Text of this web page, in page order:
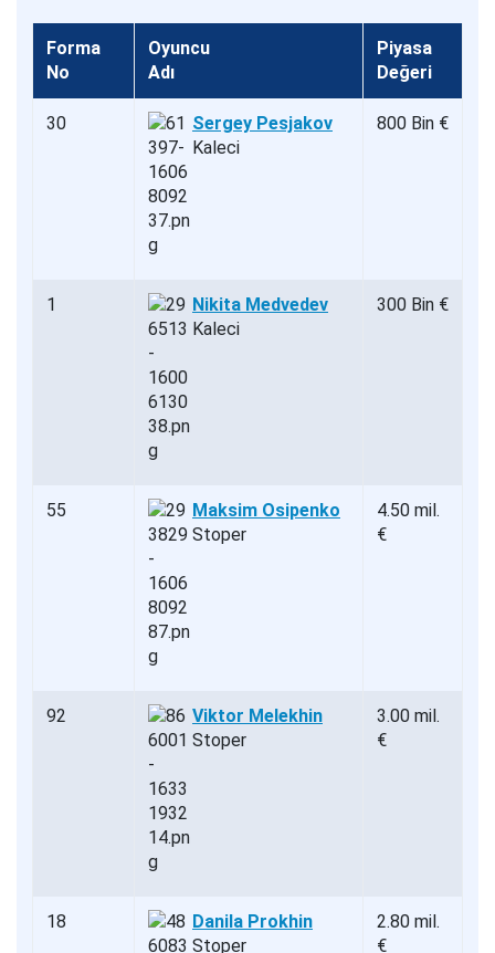
Forma
No
Oyuncu
Adı
Piyasa
Değeri
30
Sergey Pesjakov
Kaleci
800 Bin €
1
Nikita Medvedev
Kaleci
300 Bin €
55
Maksim Osipenko
Stoper
4.50 mil.
€
92
Viktor Melekhin
Stoper
3.00 mil.
€
18
Danila Prokhin
Stoper
2.80 mil.
€